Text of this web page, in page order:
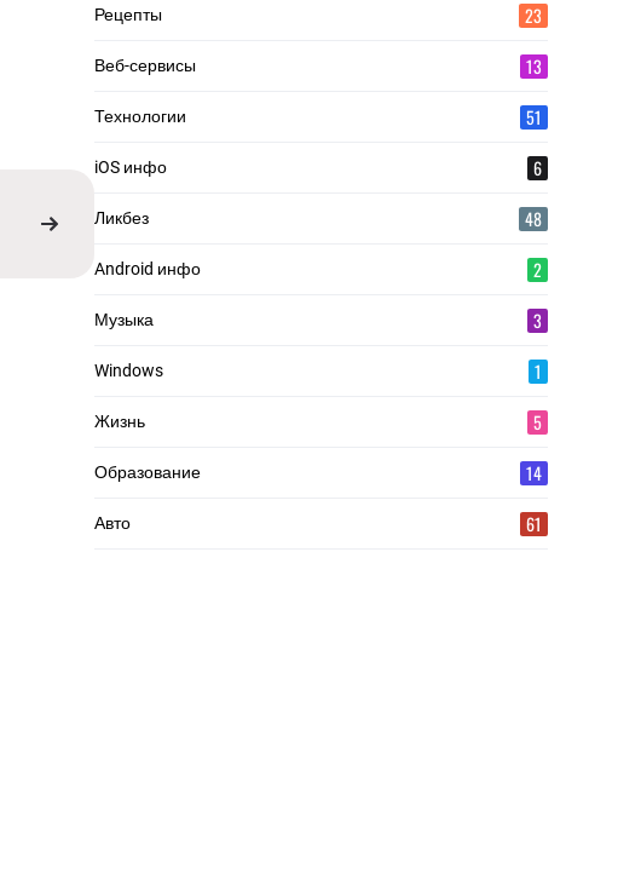
Рецепты 23
Веб-сервисы 13
Технологии 51
iOS инфо 6
Ликбез 48
Android инфо 2
Музыка 3
Windows 1
Жизнь 5
Образование 14
Авто 61